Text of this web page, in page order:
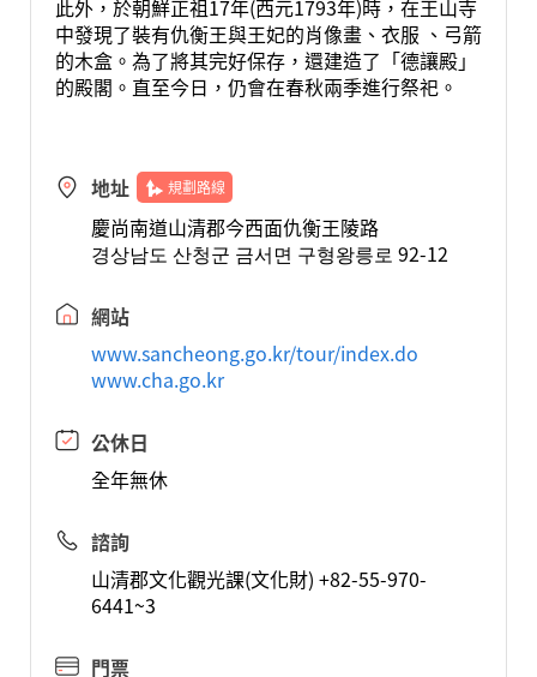
此外，於朝鮮正祖17年(西元1793年)時，在王山寺
中發現了裝有仇衡王與王妃的肖像畫、衣服 、弓箭
的木盒。為了將其完好保存，還建造了「德讓殿」
的殿閣。直至今日，仍會在春秋兩季進行祭祀。
地址 規劃路線
慶尚南道山清郡今西面仇衡王陵路
경상남도 산청군 금서면 구형왕릉로 92-12
網站
www.sancheong.go.kr/tour/index.do
www.cha.go.kr
公休日
全年無休
諮詢
山清郡文化觀光課(文化財) +82-55-970-
6441~3
門票